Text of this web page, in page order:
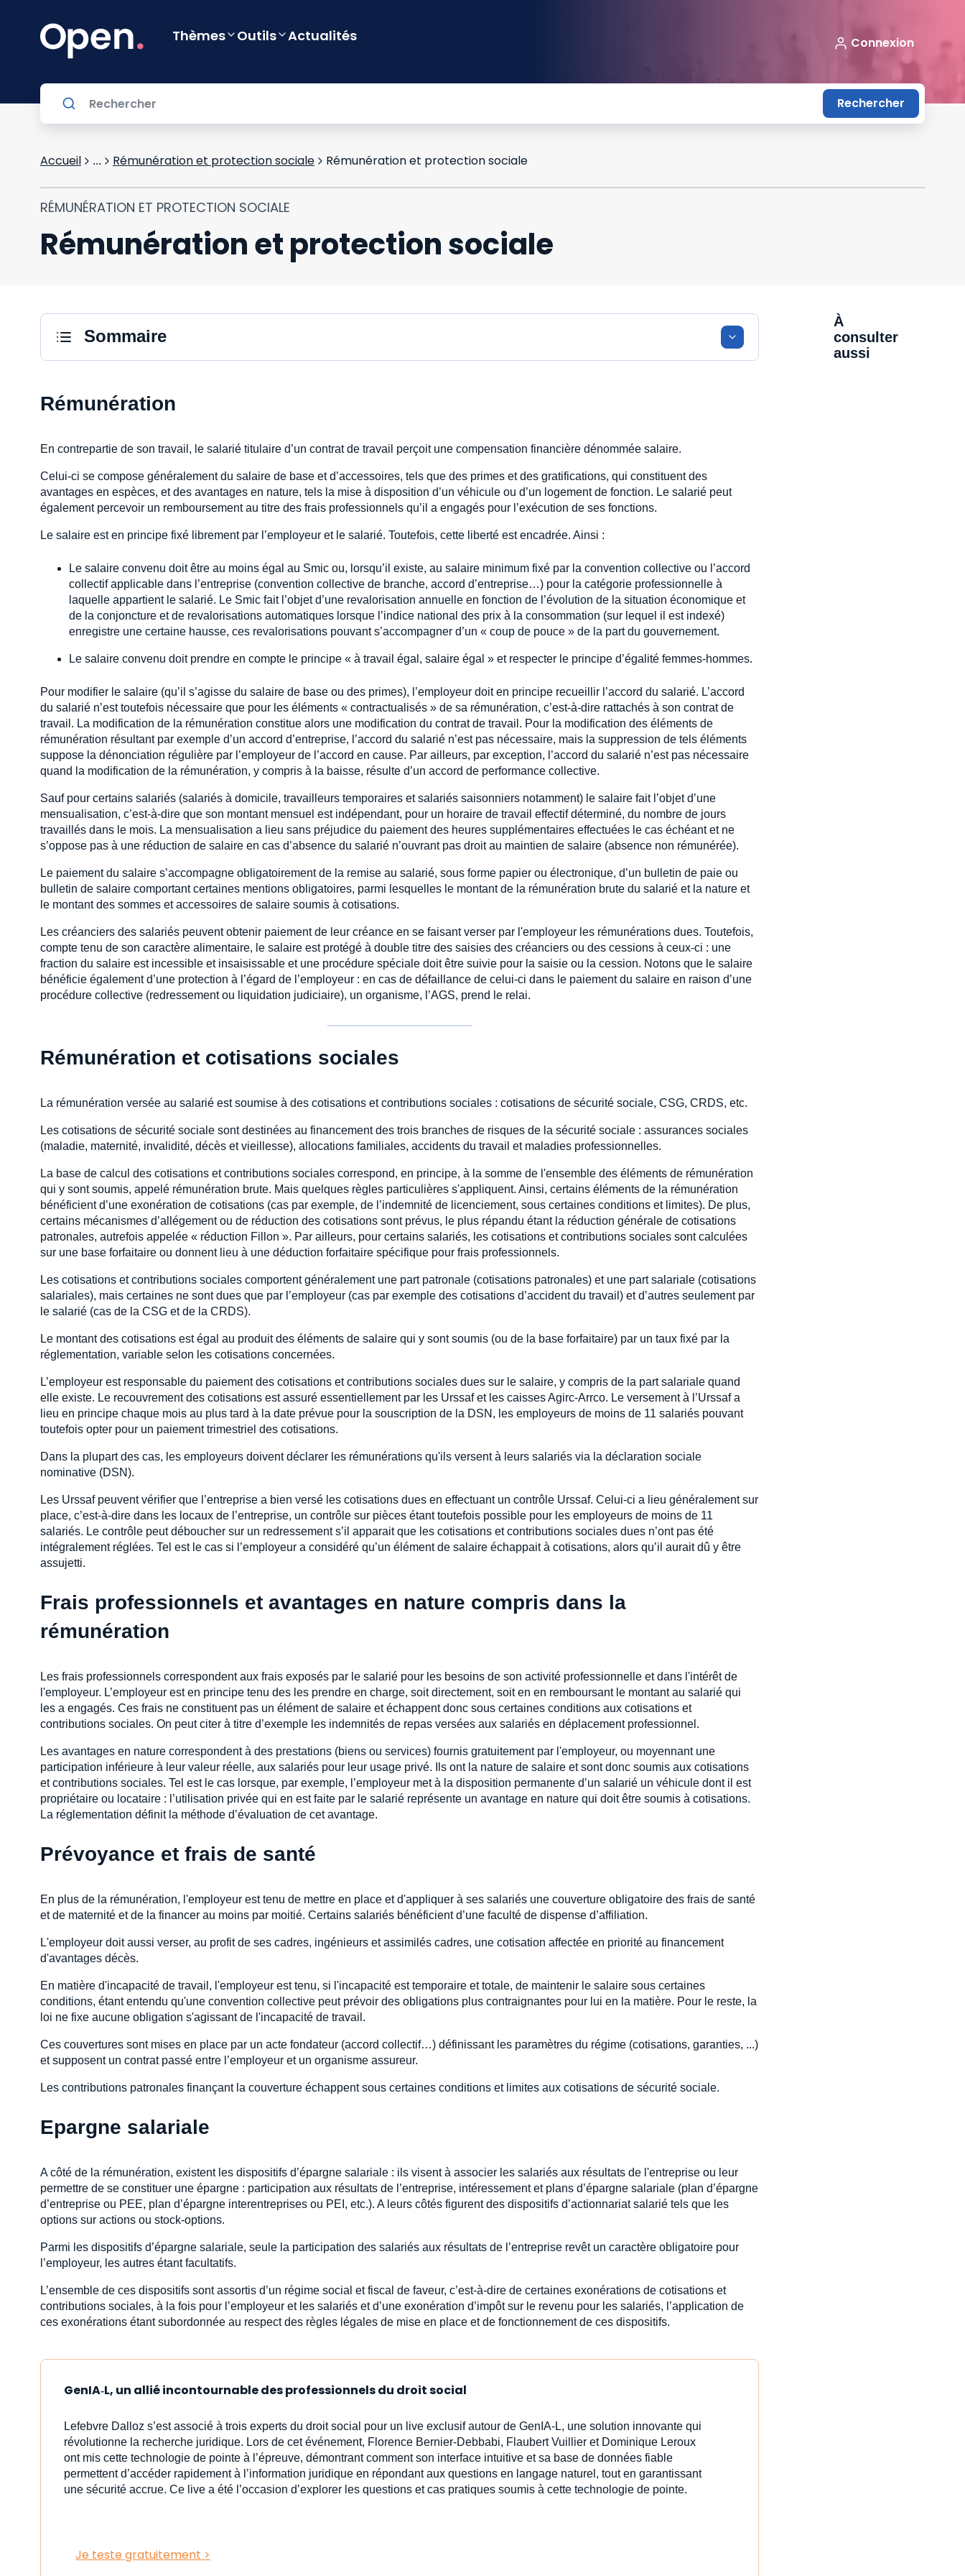
Thèmes Outils Actualités Connexion
Rechercher
Accueil ... Rémunération et protection sociale Rémunération et protection sociale
RÉMUNÉRATION ET PROTECTION SOCIALE
Rémunération et protection sociale
Sommaire
Rémunération
En contrepartie de son travail, le salarié titulaire d’un contrat de travail perçoit une compensation financière dénommée salaire.
Celui-ci se compose généralement du salaire de base et d’accessoires, tels que des primes et des gratifications, qui constituent des
avantages en espèces, et des avantages en nature, tels la mise à disposition d’un véhicule ou d’un logement de fonction. Le salarié peut
également percevoir un remboursement au titre des frais professionnels qu’il a engagés pour l’exécution de ses fonctions.
Le salaire est en principe fixé librement par l’employeur et le salarié. Toutefois, cette liberté est encadrée. Ainsi :
Le salaire convenu doit être au moins égal au Smic ou, lorsqu’il existe, au salaire minimum fixé par la convention collective ou l’accord
collectif applicable dans l’entreprise (convention collective de branche, accord d’entreprise…) pour la catégorie professionnelle à
laquelle appartient le salarié. Le Smic fait l’objet d’une revalorisation annuelle en fonction de l’évolution de la situation économique et
de la conjoncture et de revalorisations automatiques lorsque l’indice national des prix à la consommation (sur lequel il est indexé)
enregistre une certaine hausse, ces revalorisations pouvant s’accompagner d’un « coup de pouce » de la part du gouvernement.
Le salaire convenu doit prendre en compte le principe « à travail égal, salaire égal » et respecter le principe d’égalité femmes-hommes.
Pour modifier le salaire (qu’il s’agisse du salaire de base ou des primes), l’employeur doit en principe recueillir l’accord du salarié. L’accord
du salarié n’est toutefois nécessaire que pour les éléments « contractualisés » de sa rémunération, c’est-à-dire rattachés à son contrat de
travail. La modification de la rémunération constitue alors une modification du contrat de travail. Pour la modification des éléments de
rémunération résultant par exemple d’un accord d’entreprise, l’accord du salarié n’est pas nécessaire, mais la suppression de tels éléments
suppose la dénonciation régulière par l’employeur de l’accord en cause. Par ailleurs, par exception, l’accord du salarié n’est pas nécessaire
quand la modification de la rémunération, y compris à la baisse, résulte d’un accord de performance collective.
Sauf pour certains salariés (salariés à domicile, travailleurs temporaires et salariés saisonniers notamment) le salaire fait l’objet d’une
mensualisation, c’est-à-dire que son montant mensuel est indépendant, pour un horaire de travail effectif déterminé, du nombre de jours
travaillés dans le mois. La mensualisation a lieu sans préjudice du paiement des heures supplémentaires effectuées le cas échéant et ne
s’oppose pas à une réduction de salaire en cas d’absence du salarié n’ouvrant pas droit au maintien de salaire (absence non rémunérée).
Le paiement du salaire s’accompagne obligatoirement de la remise au salarié, sous forme papier ou électronique, d’un bulletin de paie ou
bulletin de salaire comportant certaines mentions obligatoires, parmi lesquelles le montant de la rémunération brute du salarié et la nature et
le montant des sommes et accessoires de salaire soumis à cotisations.
Les créanciers des salariés peuvent obtenir paiement de leur créance en se faisant verser par l'employeur les rémunérations dues. Toutefois,
compte tenu de son caractère alimentaire, le salaire est protégé à double titre des saisies des créanciers ou des cessions à ceux-ci : une
fraction du salaire est incessible et insaisissable et une procédure spéciale doit être suivie pour la saisie ou la cession. Notons que le salaire
bénéficie également d’une protection à l’égard de l’employeur : en cas de défaillance de celui-ci dans le paiement du salaire en raison d’une
procédure collective (redressement ou liquidation judiciaire), un organisme, l’AGS, prend le relai.
Rémunération et cotisations sociales
La rémunération versée au salarié est soumise à des cotisations et contributions sociales : cotisations de sécurité sociale, CSG, CRDS, etc.
Les cotisations de sécurité sociale sont destinées au financement des trois branches de risques de la sécurité sociale : assurances sociales
(maladie, maternité, invalidité, décès et vieillesse), allocations familiales, accidents du travail et maladies professionnelles.
La base de calcul des cotisations et contributions sociales correspond, en principe, à la somme de l'ensemble des éléments de rémunération
qui y sont soumis, appelé rémunération brute. Mais quelques règles particulières s'appliquent. Ainsi, certains éléments de la rémunération
bénéficient d’une exonération de cotisations (cas par exemple, de l’indemnité de licenciement, sous certaines conditions et limites). De plus,
certains mécanismes d’allégement ou de réduction des cotisations sont prévus, le plus répandu étant la réduction générale de cotisations
patronales, autrefois appelée « réduction Fillon ». Par ailleurs, pour certains salariés, les cotisations et contributions sociales sont calculées
sur une base forfaitaire ou donnent lieu à une déduction forfaitaire spécifique pour frais professionnels.
Les cotisations et contributions sociales comportent généralement une part patronale (cotisations patronales) et une part salariale (cotisations
salariales), mais certaines ne sont dues que par l’employeur (cas par exemple des cotisations d’accident du travail) et d’autres seulement par
le salarié (cas de la CSG et de la CRDS).
Le montant des cotisations est égal au produit des éléments de salaire qui y sont soumis (ou de la base forfaitaire) par un taux fixé par la
réglementation, variable selon les cotisations concernées.
L’employeur est responsable du paiement des cotisations et contributions sociales dues sur le salaire, y compris de la part salariale quand
elle existe. Le recouvrement des cotisations est assuré essentiellement par les Urssaf et les caisses Agirc-Arrco. Le versement à l’Urssaf a
lieu en principe chaque mois au plus tard à la date prévue pour la souscription de la DSN, les employeurs de moins de 11 salariés pouvant
toutefois opter pour un paiement trimestriel des cotisations.
Dans la plupart des cas, les employeurs doivent déclarer les rémunérations qu'ils versent à leurs salariés via la déclaration sociale
nominative (DSN).
Les Urssaf peuvent vérifier que l’entreprise a bien versé les cotisations dues en effectuant un contrôle Urssaf. Celui-ci a lieu généralement sur
place, c’est-à-dire dans les locaux de l’entreprise, un contrôle sur pièces étant toutefois possible pour les employeurs de moins de 11
salariés. Le contrôle peut déboucher sur un redressement s’il apparait que les cotisations et contributions sociales dues n’ont pas été
intégralement réglées. Tel est le cas si l’employeur a considéré qu’un élément de salaire échappait à cotisations, alors qu’il aurait dû y être
assujetti.
Frais professionnels et avantages en nature compris dans la
rémunération
Les frais professionnels correspondent aux frais exposés par le salarié pour les besoins de son activité professionnelle et dans l'intérêt de
l'employeur. L’employeur est en principe tenu des les prendre en charge, soit directement, soit en en remboursant le montant au salarié qui
les a engagés. Ces frais ne constituent pas un élément de salaire et échappent donc sous certaines conditions aux cotisations et
contributions sociales. On peut citer à titre d’exemple les indemnités de repas versées aux salariés en déplacement professionnel.
Les avantages en nature correspondent à des prestations (biens ou services) fournis gratuitement par l'employeur, ou moyennant une
participation inférieure à leur valeur réelle, aux salariés pour leur usage privé. Ils ont la nature de salaire et sont donc soumis aux cotisations
et contributions sociales. Tel est le cas lorsque, par exemple, l’employeur met à la disposition permanente d’un salarié un véhicule dont il est
propriétaire ou locataire : l’utilisation privée qui en est faite par le salarié représente un avantage en nature qui doit être soumis à cotisations.
La réglementation définit la méthode d’évaluation de cet avantage.
Prévoyance et frais de santé
En plus de la rémunération, l'employeur est tenu de mettre en place et d'appliquer à ses salariés une couverture obligatoire des frais de santé
et de maternité et de la financer au moins par moitié. Certains salariés bénéficient d’une faculté de dispense d’affiliation.
L'employeur doit aussi verser, au profit de ses cadres, ingénieurs et assimilés cadres, une cotisation affectée en priorité au financement
d'avantages décès.
En matière d'incapacité de travail, l'employeur est tenu, si l'incapacité est temporaire et totale, de maintenir le salaire sous certaines
conditions, étant entendu qu'une convention collective peut prévoir des obligations plus contraignantes pour lui en la matière. Pour le reste, la
loi ne fixe aucune obligation s'agissant de l'incapacité de travail.
Ces couvertures sont mises en place par un acte fondateur (accord collectif…) définissant les paramètres du régime (cotisations, garanties, ...)
et supposent un contrat passé entre l’employeur et un organisme assureur.
Les contributions patronales finançant la couverture échappent sous certaines conditions et limites aux cotisations de sécurité sociale.
Epargne salariale
A côté de la rémunération, existent les dispositifs d’épargne salariale : ils visent à associer les salariés aux résultats de l'entreprise ou leur
permettre de se constituer une épargne : participation aux résultats de l’entreprise, intéressement et plans d’épargne salariale (plan d’épargne
d’entreprise ou PEE, plan d’épargne interentreprises ou PEI, etc.). A leurs côtés figurent des dispositifs d’actionnariat salarié tels que les
options sur actions ou stock-options.
Parmi les dispositifs d’épargne salariale, seule la participation des salariés aux résultats de l’entreprise revêt un caractère obligatoire pour
l’employeur, les autres étant facultatifs.
L’ensemble de ces dispositifs sont assortis d’un régime social et fiscal de faveur, c’est-à-dire de certaines exonérations de cotisations et
contributions sociales, à la fois pour l’employeur et les salariés et d’une exonération d’impôt sur le revenu pour les salariés, l’application de
ces exonérations étant subordonnée au respect des règles légales de mise en place et de fonctionnement de ces dispositifs.
GenIA‑L, un allié incontournable des professionnels du droit social
Lefebvre Dalloz s’est associé à trois experts du droit social pour un live exclusif autour de GenIA‑L, une solution innovante qui
révolutionne la recherche juridique. Lors de cet événement, Florence Bernier-Debbabi, Flaubert Vuillier et Dominique Leroux
ont mis cette technologie de pointe à l’épreuve, démontrant comment son interface intuitive et sa base de données fiable
permettent d’accéder rapidement à l’information juridique en répondant aux questions en langage naturel, tout en garantissant
une sécurité accrue. Ce live a été l’occasion d’explorer les questions et cas pratiques soumis à cette technologie de pointe.
Je teste gratuitement >
À
consulter
aussi